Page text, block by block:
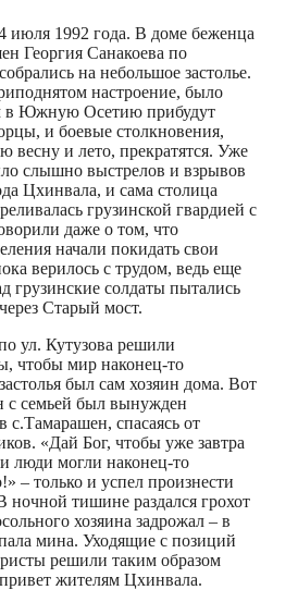
июля 1992 года. В доме беженца
Георгия Санакоева по
на небольшое застолье.
настроение, было
в Южную Осетию прибудут
и боевые столкновения,
весну и лето, прекратятся. Уже
слышно выстрелов и взрывов
Цхинвала, и сама столица
грузинской гвардией с
даже о том, что
начали покидать свои
верилось с трудом, ведь еще
грузинские солдаты пытались
Старый мост.
ул. Кутузова решили
чтобы мир наконец-то
был сам хозяин дома. Вот
с семьей был вынужден
с.Тамарашен, спасаясь от
«Дай Бог, чтобы уже завтра
люди могли наконец-то
– только и успел произнести
ночной тишине раздался грохот
хозяина задрожал – в
мина. Уходящие с позиций
решили таким образом
жителям Цхинвала.